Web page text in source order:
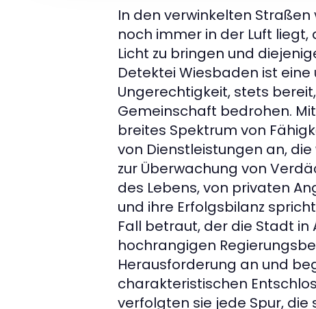
In den verwinkelten
noch immer in der Luft
Licht zu bringen und
Detektei Wiesbaden ist
Ungerechtigkeit, stets
Gemeinschaft bedrohen.
breites Spektrum von
von Dienstleistungen an,
zur Überwachung von
des Lebens, von privaten
und ihre Erfolgsbilanz
Fall betraut, der die Stadt
hochrangigen
Herausforderung an und
charakteristischen
verfolgten sie jede Spur,